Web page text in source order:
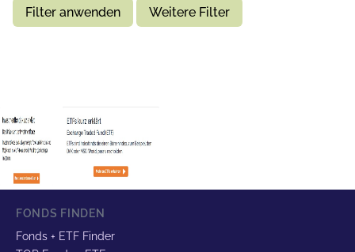
Filter anwenden Weitere Filter
FONDS FINDEN
Fonds + ETF Finder